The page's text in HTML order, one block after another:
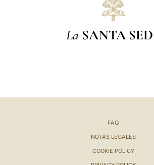
La SANTA
FAQ
NOTAS LEGALES
COOKIE POLICY